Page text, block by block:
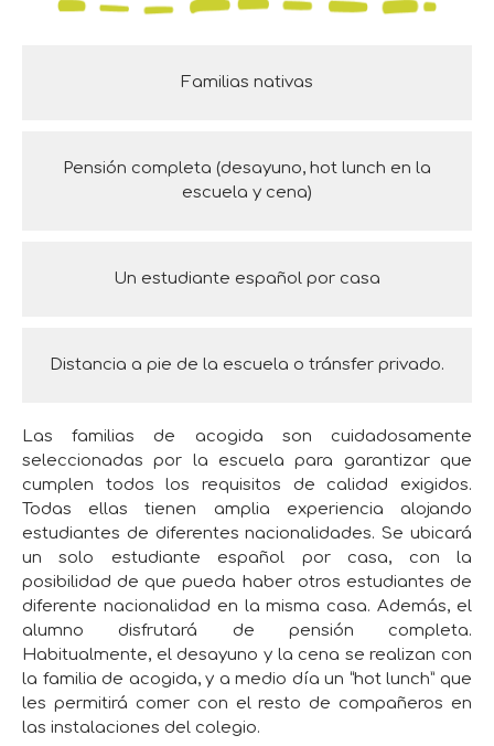
Familias nativas
Pensión completa (desayuno, hot lunch en la
escuela y cena)
Un estudiante español por casa
Distancia a pie de la escuela o tránsfer privado.
Las familias de acogida son cuidadosamente
seleccionadas por la escuela para garantizar que
cumplen todos los requisitos de calidad exigidos.
Todas ellas tienen amplia experiencia alojando
estudiantes de diferentes nacionalidades. Se ubicará
un solo estudiante español por casa, con la
posibilidad de que pueda haber otros estudiantes de
diferente nacionalidad en la misma casa. Además, el
alumno disfrutará de pensión completa.
Habitualmente, el desayuno y la cena se realizan con
la familia de acogida, y a medio día un “hot lunch” que
les permitirá comer con el resto de compañeros en
las instalaciones del colegio.